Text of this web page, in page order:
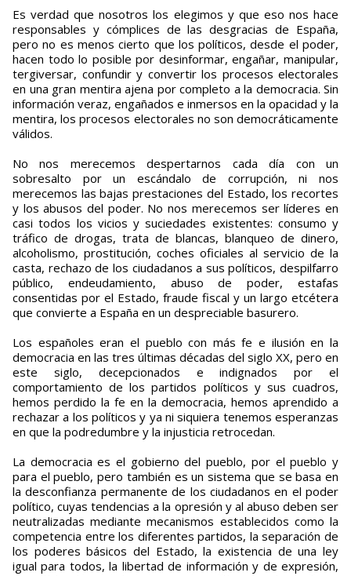
Es verdad que nosotros los elegimos y que eso nos hace
responsables y cómplices de las desgracias de España,
pero no es menos cierto que los políticos, desde el poder,
hacen todo lo posible por desinformar, engañar, manipular,
tergiversar, confundir y convertir los procesos electorales
en una gran mentira ajena por completo a la democracia. Sin
información veraz, engañados e inmersos en la opacidad y la
mentira, los procesos electorales no son democráticamente
válidos.
No nos merecemos despertarnos cada día con un
sobresalto por un escándalo de corrupción, ni nos
merecemos las bajas prestaciones del Estado, los recortes
y los abusos del poder. No nos merecemos ser líderes en
casi todos los vicios y suciedades existentes: consumo y
tráfico de drogas, trata de blancas, blanqueo de dinero,
alcoholismo, prostitución, coches oficiales al servicio de la
casta, rechazo de los ciudadanos a sus políticos, despilfarro
público, endeudamiento, abuso de poder, estafas
consentidas por el Estado, fraude fiscal y un largo etcétera
que convierte a España en un despreciable basurero.
Los españoles eran el pueblo con más fe e ilusión en la
democracia en las tres últimas décadas del siglo XX, pero en
este siglo, decepcionados e indignados por el
comportamiento de los partidos políticos y sus cuadros,
hemos perdido la fe en la democracia, hemos aprendido a
rechazar a los políticos y ya ni siquiera tenemos esperanzas
en que la podredumbre y la injusticia retrocedan.
La democracia es el gobierno del pueblo, por el pueblo y
para el pueblo, pero también es un sistema que se basa en
la desconfianza permanente de los ciudadanos en el poder
político, cuyas tendencias a la opresión y al abuso deben ser
neutralizadas mediante mecanismos establecidos como la
competencia entre los diferentes partidos, la separación de
los poderes básicos del Estado, la existencia de una ley
igual para todos, la libertad de información y de expresión,